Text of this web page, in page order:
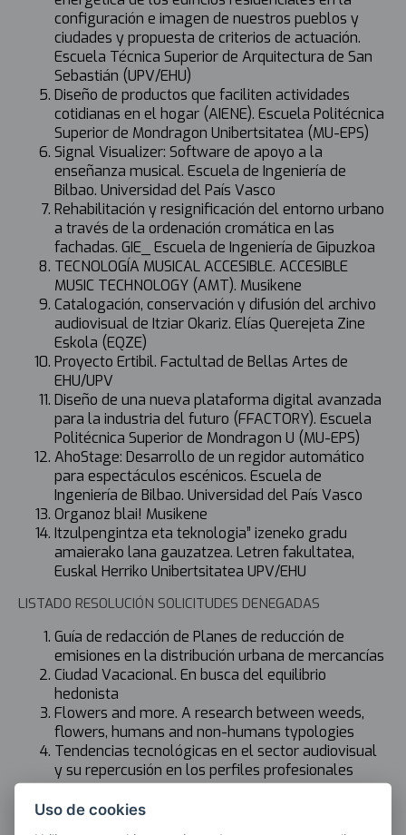
configuración e imagen de nuestros pueblos y
ciudades y propuesta de criterios de actuación.
Escuela Técnica Superior de Arquitectura de San
Sebastián (UPV/EHU)
Diseño de productos que faciliten actividades
cotidianas en el hogar (AIENE). Escuela Politécnica
Superior de Mondragon Unibertsitatea (MU-EPS)
Signal Visualizer: Software de apoyo a la
enseñanza musical. Escuela de Ingeniería de
Bilbao. Universidad del País Vasco
Rehabilitación y resignificación del entorno urbano
a través de la ordenación cromática en las
fachadas. GIE_ Escuela de Ingeniería de Gipuzkoa
TECNOLOGÍA MUSICAL ACCESIBLE. ACCESIBLE
MUSIC TECHNOLOGY (AMT). Musikene
Catalogación, conservación y difusión del archivo
audiovisual de Itziar Okariz. Elías Querejeta Zine
Eskola (EQZE)
Proyecto Ertibil. Factultad de Bellas Artes de
EHU/UPV
Diseño de una nueva plataforma digital avanzada
para la industria del futuro (FFACTORY). Escuela
Politécnica Superior de Mondragon U (MU-EPS)
AhoStage: Desarrollo de un regidor automático
para espectáculos escénicos. Escuela de
Ingeniería de Bilbao. Universidad del País Vasco
Organoz blai! Musikene
Itzulpengintza eta teknologia” izeneko gradu
amaierako lana gauzatzea. Letren fakultatea,
Euskal Herriko Unibertsitatea UPV/EHU
LISTADO RESOLUCIÓN SOLICITUDES DENEGADAS
Guía de redacción de Planes de reducción de
emisiones en la distribución urbana de mercancías
Ciudad Vacacional. En busca del equilibrio
hedonista
Flowers and more. A research between weeds,
flowers, humans and non-humans typologies
Tendencias tecnológicas en el sector audiovisual
y su repercusión en los perfiles profesionales
Las entidades solicitantes disponen de diez días naturales a
partir de la publicación de esta resolución para presentar
Uso de cookies